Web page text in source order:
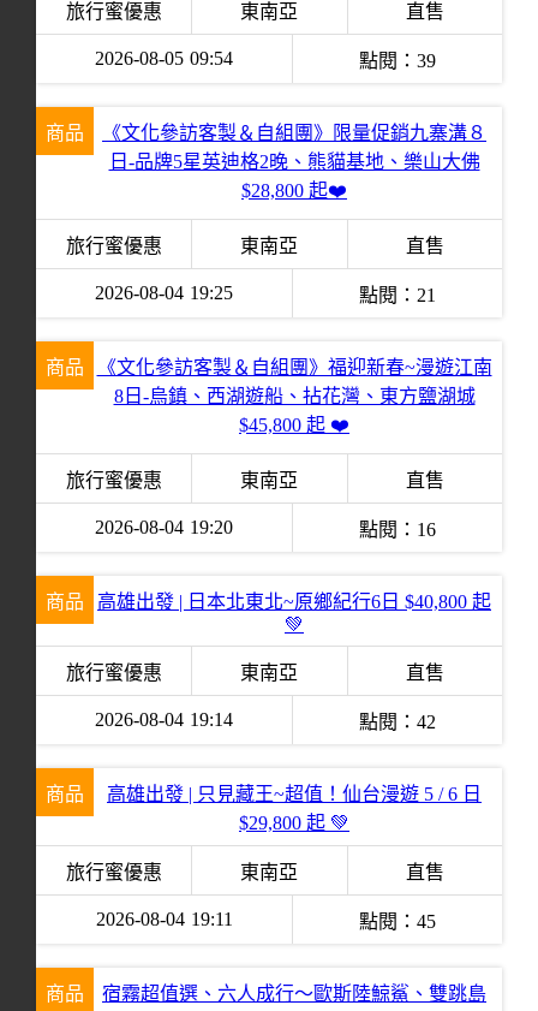
旅行蜜優惠 東南亞 直售
2026-08-05 09:54 點閱：39
商品
《文化參訪客製＆自組團》限量促銷九寨溝８
日-品牌5星英迪格2晚、熊貓基地、樂山大佛
$28,800 起❤️
旅行蜜優惠 東南亞 直售
2026-08-04 19:25 點閱： 21
商品
《文化參訪客製＆自組團》福迎新春~漫遊江南
8日-烏鎮、西湖遊船、拈花灣、東方鹽湖城
$45,800 起 ❤️
旅行蜜優惠 東南亞 直售
2026-08-04 19:20 點閱： 16
商品
高雄出發 | 日本北東北~原鄉紀行6日 $40,800 起
💚
旅行蜜優惠 東南亞 直售
2026-08-04 19:14 點閱：42
商品
高雄出發 | 只見藏王~超值！仙台漫遊 5 / 6 日
$29,800 起 💚
旅行蜜優惠 東南亞 直售
2026-08-04 19:11 點閱：45
商品
宿霧超值選、六人成行～歐斯陸鯨鯊、雙跳島